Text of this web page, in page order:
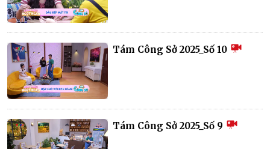
Tám Công Sở 2025_Số 10
Tám Công Sở 2025_Số 9